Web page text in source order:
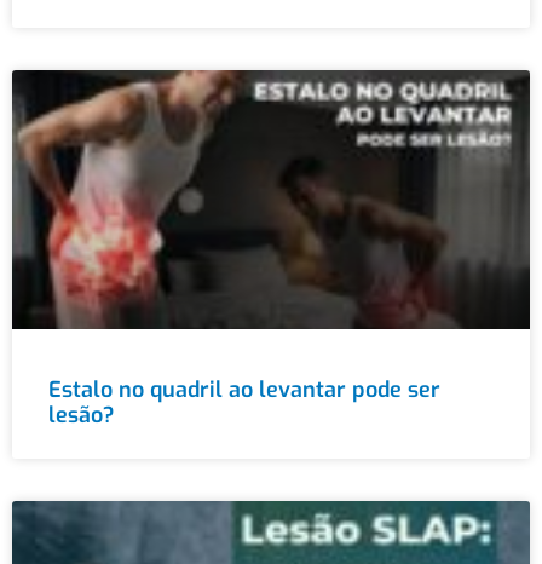
Estalo no quadril ao levantar pode ser
lesão?